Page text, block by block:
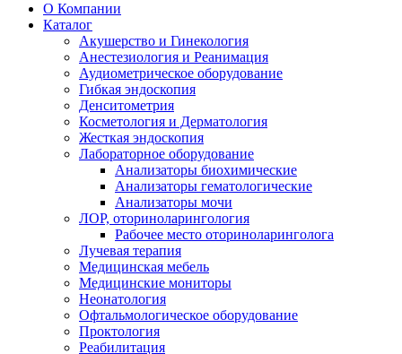
О Компании
Каталог
Акушерство и Гинекология
Анестезиология и Реанимация
Аудиометрическое оборудование
Гибкая эндоскопия
Денситометрия
Косметология и Дерматология
Жесткая эндоскопия
Лабораторное оборудование
Анализаторы биохимические
Анализаторы гематологические
Анализаторы мочи
ЛОР, оториноларингология
Рабочее место оториноларинголога
Лучевая терапия
Медицинская мебель
Медицинские мониторы
Неонатология
Офтальмологическое оборудование
Проктология
Реабилитация